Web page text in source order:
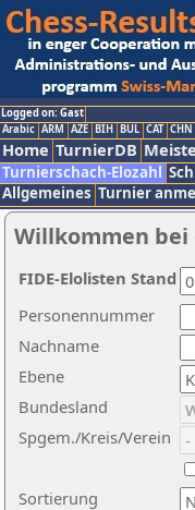
Logged on: Gast
Arabic ARM AZE BIH BUL CAT CHN
Home TurnierDB
Turnierschach-Elozahl
Allgemeines Turnier
Willkommen bei
Nachname
Ebene
Sortierung
Personennummer
Bundesland
Spgem./Kreis/Verein
FIDE-Elolisten Stand